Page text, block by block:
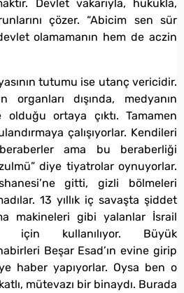
Devlet vakarıyla, hukukla,
çözer. “Abicim sen sür
olamamanın hem de aczin
tutumu ise utanç vericidir.
organları dışında, medyanın
olduğu ortaya çıktı. Tamamen
çalışıyorlar. Kendileri
ama bu beraberliği
diye tiyatrolar oynuyorlar.
gitti, gizli bölmeleri
13 yıllık iç savaşta şiddet
makineleri gibi yalanlar İsrail
için kullanılıyor. Büyük
Beşar Esad’ın evine girip
haber yapıyorlar. Oysa ben o
mütevazı bir binaydı. Burada